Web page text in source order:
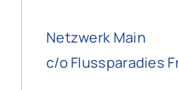
Netzwerk Main
c/o Flussparadies